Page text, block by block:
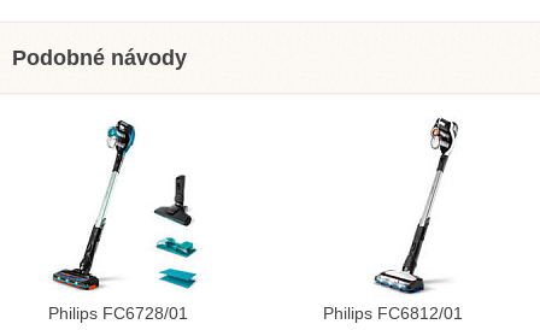
Podobné návody
Philips FC6728/01 Philips FC6812/01